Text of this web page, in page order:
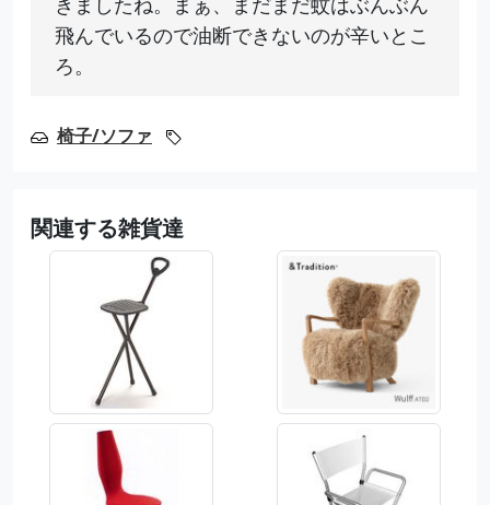
飛んでいるので油断できないのが辛いとこ
ろ。
椅子/ソファ
関連する雑貨達